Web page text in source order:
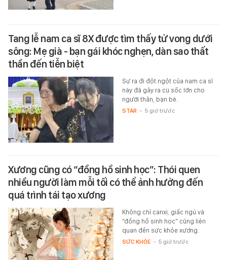
Tang lễ nam ca sĩ 8X được tìm thấy tử vong dưới
sông: Mẹ già - bạn gái khóc nghẹn, dàn sao thất
thần đến tiễn biệt
Sự ra đi đột ngột của nam ca sĩ
này đã gây ra cú sốc lớn cho
người thân, bạn bè.
STAR - 5 giờ trước
Xương cũng có “đồng hồ sinh học”: Thói quen
nhiều người làm mỗi tối có thể ảnh hưởng đến
quá trình tái tạo xương
Không chỉ canxi, giấc ngủ và
“đồng hồ sinh học” cũng liên
quan đến sức khỏe xương.
SỨC KHỎE - 5 giờ trước